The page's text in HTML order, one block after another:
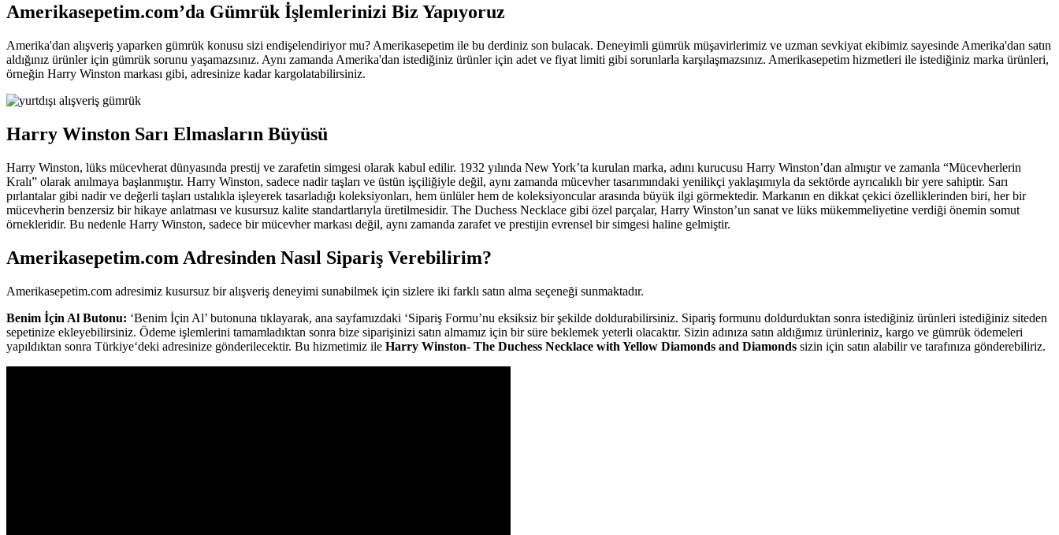
Amerikasepetim.com’da Gümrük İşlemlerinizi Biz Yapıyoruz
Amerika'dan alışveriş yaparken gümrük konusu sizi endişelendiriyor mu? Amerikasepetim ile bu derdiniz son bulacak. Deneyimli gümrük müşavirlerimiz ve uzman sevkiyat ekibimiz sayesinde Amerika'dan satın
aldığınız ürünler için gümrük sorunu yaşamazsınız. Aynı zamanda Amerika'dan istediğiniz ürünler için adet ve fiyat limiti gibi sorunlarla karşılaşmazsınız. Amerikasepetim hizmetleri ile istediğiniz marka ürünleri,
örneğin Harry Winston markası gibi, adresinize kadar kargolatabilirsiniz.
Harry Winston Sarı Elmasların Büyüsü
Harry Winston, lüks mücevherat dünyasında prestij ve zarafetin simgesi olarak kabul edilir. 1932 yılında New York’ta kurulan marka, adını kurucusu Harry Winston’dan almıştır ve zamanla “Mücevherlerin
Kralı” olarak anılmaya başlanmıştır. Harry Winston, sadece nadir taşları ve üstün işçiliğiyle değil, aynı zamanda mücevher tasarımındaki yenilikçi yaklaşımıyla da sektörde ayrıcalıklı bir yere sahiptir. Sarı
pırlantalar gibi nadir ve değerli taşları ustalıkla işleyerek tasarladığı koleksiyonları, hem ünlüler hem de koleksiyoncular arasında büyük ilgi görmektedir. Markanın en dikkat çekici özelliklerinden biri, her bir
mücevherin benzersiz bir hikaye anlatması ve kusursuz kalite standartlarıyla üretilmesidir. The Duchess Necklace gibi özel parçalar, Harry Winston’un sanat ve lüks mükemmeliyetine verdiği önemin somut
örnekleridir. Bu nedenle Harry Winston, sadece bir mücevher markası değil, aynı zamanda zarafet ve prestijin evrensel bir simgesi haline gelmiştir.
Amerikasepetim.com Adresinden Nasıl Sipariş Verebilirim?
Amerikasepetim.com adresimiz kusursuz bir alışveriş deneyimi sunabilmek için sizlere iki farklı satın alma seçeneği sunmaktadır.
Benim İçin Al Butonu: ‘Benim İçin Al’ butonuna tıklayarak, ana sayfamızdaki ‘Sipariş Formu’nu eksiksiz bir şekilde doldurabilirsiniz. Sipariş formunu doldurduktan sonra istediğiniz ürünleri istediğiniz siteden
sepetinize ekleyebilirsiniz. Ödeme işlemlerini tamamladıktan sonra bize siparişinizi satın almamız için bir süre beklemek yeterli olacaktır. Sizin adınıza satın aldığımız ürünleriniz, kargo ve gümrük ödemeleri
yapıldıktan sonra Türkiye‘deki adresinize gönderilecektir. Bu hizmetimiz ile Harry Winston- The Duchess Necklace with Yellow Diamonds and Diamonds sizin için satın alabilir ve tarafınıza gönderebiliriz.